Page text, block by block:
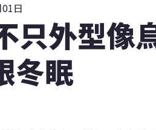
日
只外型像
冬眠